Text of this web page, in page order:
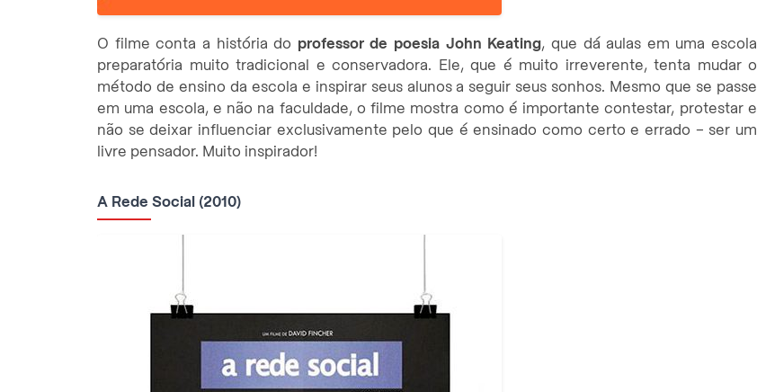
O filme conta a história do professor de poesia John Keating, que dá aulas em uma escola
preparatória muito tradicional e conservadora. Ele, que é muito irreverente, tenta mudar o
método de ensino da escola e inspirar seus alunos a seguir seus sonhos. Mesmo que se passe
em uma escola, e não na faculdade, o filme mostra como é importante contestar, protestar e
não se deixar influenciar exclusivamente pelo que é ensinado como certo e errado – ser um
livre pensador. Muito inspirador!
A Rede Social (2010)